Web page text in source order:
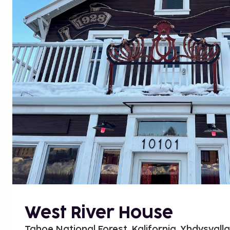
West River House